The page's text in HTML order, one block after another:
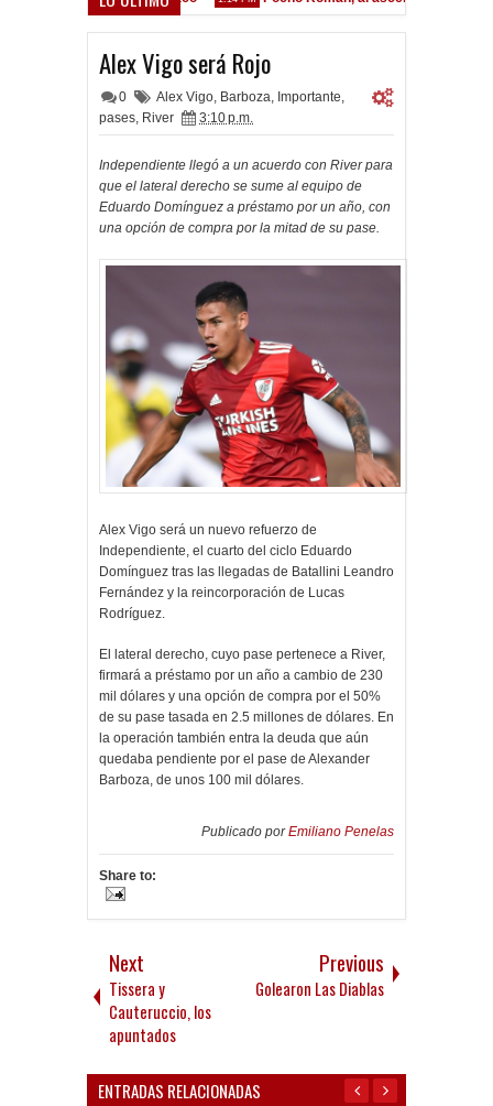
Alex Vigo será Rojo
0 Alex Vigo, Barboza, Importante,
pases, River 3:10 p.m.
Independiente llegó a un acuerdo con River para
que el lateral derecho se sume al equipo de
Eduardo Domínguez a préstamo por un año, con
una opción de compra por la mitad de su pase.
Alex Vigo será un nuevo refuerzo de
Independiente, el cuarto del ciclo Eduardo
Domínguez tras las llegadas de Batallini Leandro
Fernández y la reincorporación de Lucas
Rodríguez.
El lateral derecho, cuyo pase pertenece a River,
firmará a préstamo por un año a cambio de 230
mil dólares y una opción de compra por el 50%
de su pase tasada en 2.5 millones de dólares. En
la operación también entra la deuda que aún
quedaba pendiente por el pase de Alexander
Barboza, de unos 100 mil dólares.
Publicado porEmiliano Penelas
Share to:
Next
Tissera y
Cauteruccio, los
apuntados
Previous
Golearon Las Diablas
ENTRADAS RELACIONADAS